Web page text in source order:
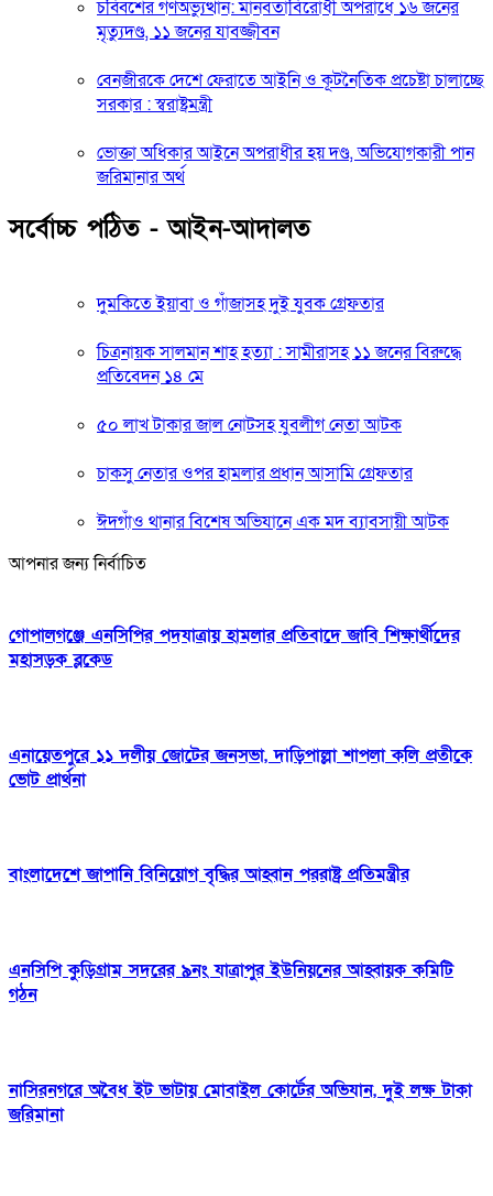
চব্বিশের গণঅভ্যুত্থান: মানবতাবিরোধী অপরাধে ১৬ জনের
মৃত্যুদণ্ড, ১১ জনের যাবজ্জীবন
বেনজীরকে দেশে ফেরাতে আইনি ও কূটনৈতিক প্রচেষ্টা চালাচ্ছে
সরকার : স্বরাষ্ট্রমন্ত্রী
ভোক্তা অধিকার আইনে অপরাধীর হয় দণ্ড, অভিযোগকারী পান
জরিমানার অর্থ
সর্বোচ্চ পঠিত - আইন-আদালত
দুমকিতে ইয়াবা ও গাঁজাসহ দুই যুবক গ্রেফতার
চিত্রনায়ক সালমান শাহ হত্যা : সামীরাসহ ১১ জনের বিরুদ্ধে
প্রতিবেদন ১৪ মে
৫০ লাখ টাকার জাল নোটসহ যুবলীগ নেতা আটক
চাকসু নেতার ওপর হামলার প্রধান আসামি গ্রেফতার
ঈদগাঁও থানার বিশেষ অভিযানে এক মদ ব্যাবসায়ী আটক
আপনার জন্য নির্বাচিত
গোপালগঞ্জে এনসিপির পদযাত্রায় হামলার প্রতিবাদে জাবি শিক্ষার্থীদের
মহাসড়ক ব্লকেড
এনায়েতপুরে ১১ দলীয় জোটের জনসভা, দাড়িপাল্লা শাপলা কলি প্রতীকে
ভোট প্রার্থনা
বাংলাদেশে জাপানি বিনিয়োগ বৃদ্ধির আহ্বান পররাষ্ট্র প্রতিমন্ত্রীর
এনসিপি কুড়িগ্রাম সদরের ৯নং যাত্রাপুর ইউনিয়নের আহ্বায়ক কমিটি
গঠন
নাসিরনগরে অবৈধ ইট ভাটায় মোবাইল কোর্টের অভিযান, দুই লক্ষ টাকা
জরিমানা